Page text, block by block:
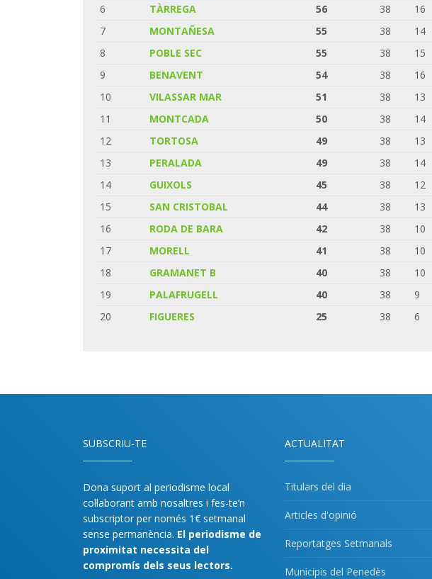
6
TÀRREGA 56 38 16
7
MONTAÑESA 55 38 14
8
POBLE SEC 55 38 15
9
BENAVENT 54 38 16
10
VILASSAR MAR 51 38 13
11
MONTCADA 50 38 14
12
TORTOSA 49 38 13
13
PERALADA 49 38 14
14
GUIXOLS 45 38 12
15
SAN CRISTOBAL 44 38 13
16
RODA DE BARA 42 38 10
17
MORELL 41 38 10
18
GRAMANET B 40 38 10
19
PALAFRUGELL 40 38 9
20
FIGUERES 25 38 6
SUBSCRIU-TE
Dona suport al periodisme local
col·laborant amb nosaltres i fes-te’n
subscriptor per només 1€ setmanal
sense permanència. El periodisme de
proximitat necessita del
compromís dels seus lectors.
ACTUALITAT
Titulars del dia
Articles d'opinió
Reportatges Setmanals
Municipis del Penedès